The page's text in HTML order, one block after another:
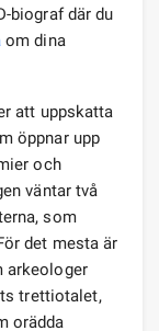
biograf där du
om dina
att uppskatta
öppnar upp
och
väntar två
som
det mesta är
arkeologer
trettiotalet,
orädda